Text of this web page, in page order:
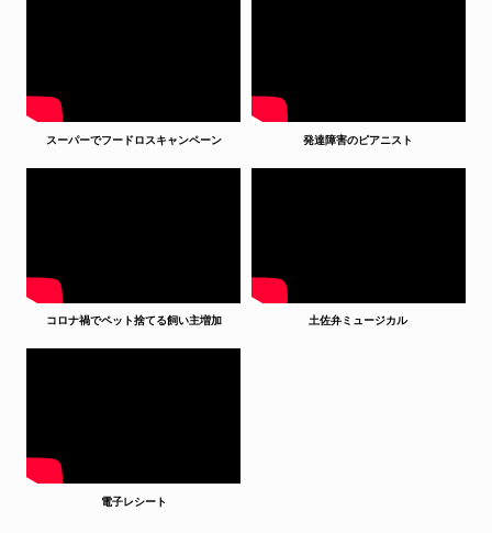
スーパーでフードロスキャンペーン 発達障害のピアニスト
コロナ禍でペット捨てる飼い主増加 土佐弁ミュージカル
電子レシート